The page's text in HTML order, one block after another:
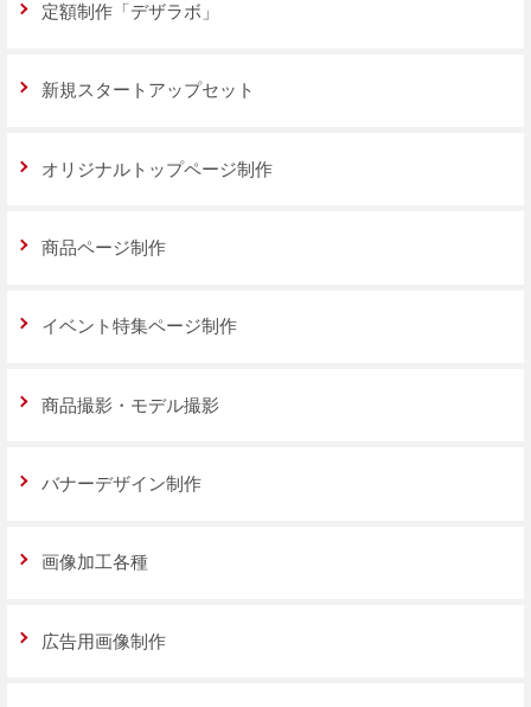
定額制作「デザラボ」
新規スタートアップセット
オリジナルトップページ制作
商品ページ制作
イベント特集ページ制作
商品撮影・モデル撮影
バナーデザイン制作
画像加工各種
広告用画像制作